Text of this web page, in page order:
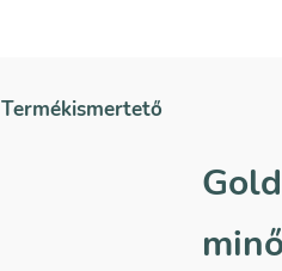
Termékismertető